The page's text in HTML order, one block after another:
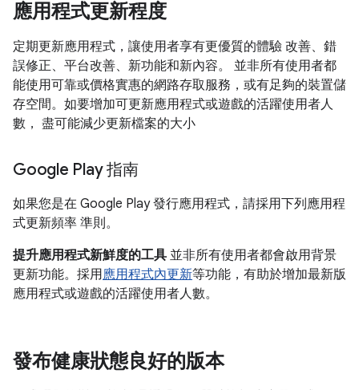
應用程式更新程度
定期更新應用程式，讓使用者享有更優質的體驗 改善、錯
誤修正、平台改善、新功能和新內容。 並非所有使用者都
能使用可靠或價格實惠的網路存取服務，或有足夠的裝置儲
存空間。如要增加可更新應用程式或遊戲的活躍使用者人
數， 盡可能減少更新檔案的大小
Google Play 指南
如果您是在 Google Play 發行應用程式，請採用下列應用程
式更新頻率 準則。
提升應用程式新鮮度的工具 並非所有使用者都會啟用背景
更新功能。採用應用程式內更新等功能，有助於增加最新版
應用程式或遊戲的活躍使用者人數。
發布健康狀態良好的版本